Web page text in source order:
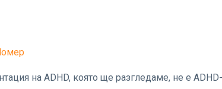
на ADHD, която ще разгледаме, не е